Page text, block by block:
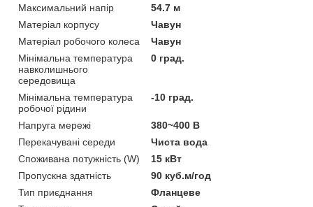
Максимальний напір
54.7 м
Матеріал корпусу
Чавун
Матеріал робочого колеса
Чавун
Мінімальна температура
навколишнього
середовища
0 град.
Мінімальна температура
робочої рідини
-10 град.
Напруга мережі
380~400 В
Перекачувані середи
Чиста вода
Споживана потужність (W)
15 кВт
Пропускна здатність
90 куб.м/год
Тип приєднання
Фланцеве